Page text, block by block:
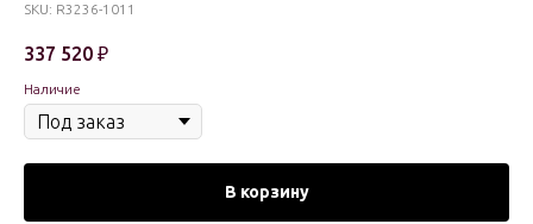
SKU: R3236-1011
337 520 ₽
Наличие
В корзину